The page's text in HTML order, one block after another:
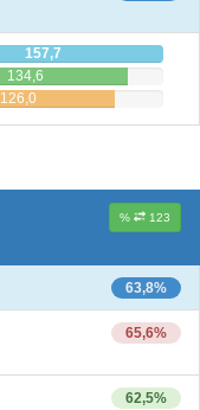
157,7
134,6
126,0
% 123
63,8%
65,6%
62,5%